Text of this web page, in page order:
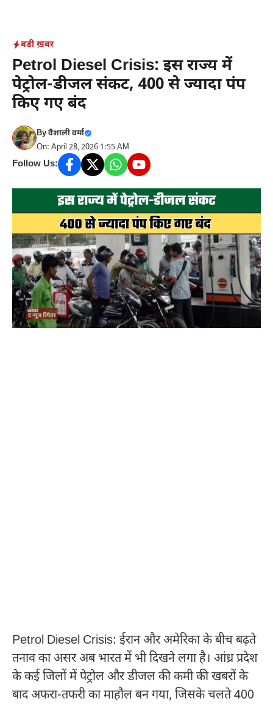
content
बड़ी ख़बर
Petrol Diesel Crisis: इस राज्य में
पेट्रोल-डीजल संकट, 400 से ज्यादा पंप
किए गए बंद
Byवैशाली वर्मा
On: April 28, 2026 1:55 AM
Follow Us:
Petrol Diesel Crisis: ईरान और अमेरिका के बीच बढ़ते
तनाव का असर अब भारत में भी दिखने लगा है। आंध्र प्रदेश
के कई जिलों में पेट्रोल और डीजल की कमी की खबरों के
बाद अफरा-तफरी का माहौल बन गया, जिसके चलते 400